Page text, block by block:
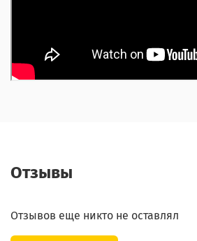
Отзывы
Отзывов еще никто не оставлял